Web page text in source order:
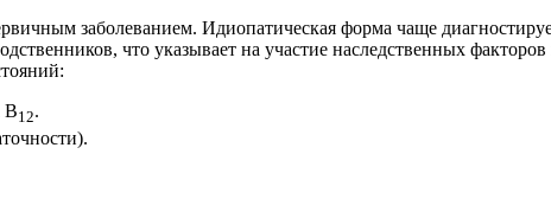
заболеванием. Идиопатическая форма чаще
что указывает на участие наследственных
B12.